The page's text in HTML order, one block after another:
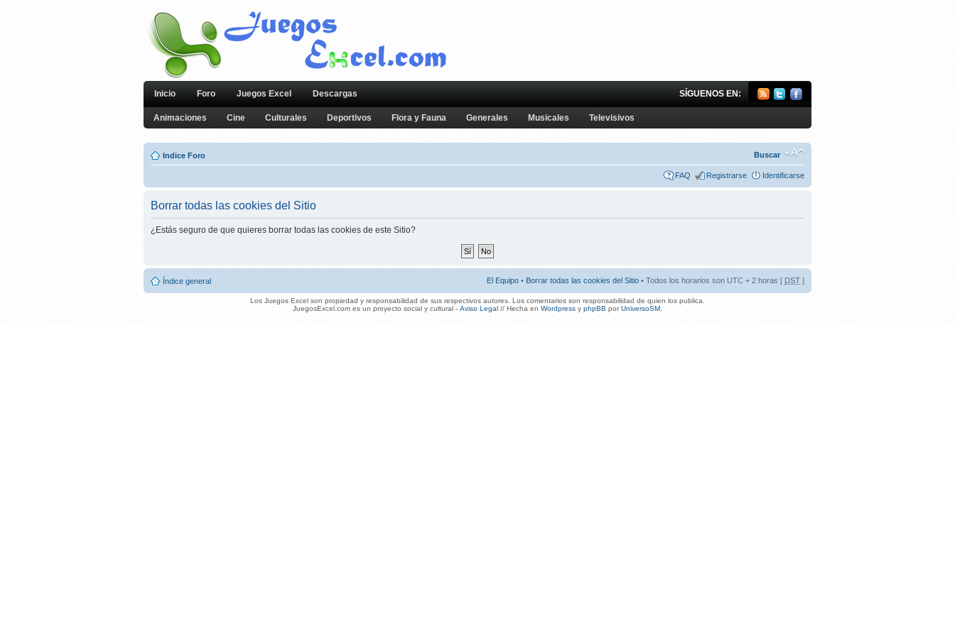
Inicio Foro Juegos Excel Descargas SÍGUENOS EN:
Animaciones Cine Culturales Deportivos Flora y Fauna Generales Musicales Televisivos
Indice Foro Buscar
FAQ Registrarse Identificarse
Borrar todas las cookies del Sitio
¿Estás seguro de que quieres borrar todas las cookies de este Sitio?
Índice general El Equipo • Borrar todas las cookies del Sitio • Todos los horarios son UTC + 2 horas [ DST ]
Los Juegos Excel son propiedad y responsabilidad de sus respectivos autores. Los comentarios son responsabilidad de quien los publica.
JuegosExcel.com es un proyecto social y cultural - Aviso Legal // Hecha en Wordpress y phpBB porUniversoSM